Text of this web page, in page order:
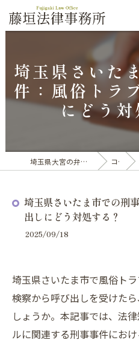
埼玉県さいた
件：風俗トラ
にどう
埼玉県大宮の弁護士なら藤垣法律事務所 コラム
埼玉県さいたま市での刑
出しにどう対処する？
2025/09/18
埼玉県さいたま市で風俗ト
検察から呼び出しを受けた
しょうか。本記事では、法
ルに関連する刑事事件にお